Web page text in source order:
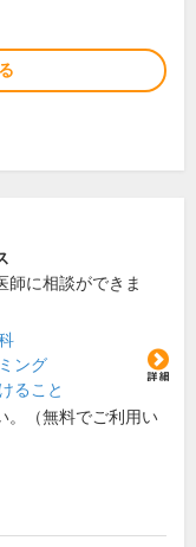
師に相談ができま
ング
ること
。（無料でご利用い